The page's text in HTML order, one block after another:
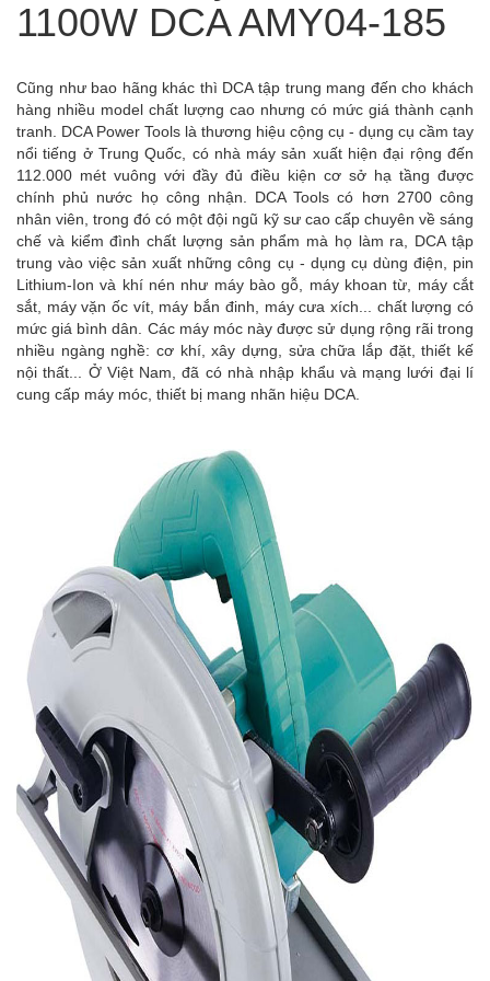
1100W DCA AMY04-185
Cũng như bao hãng khác thì DCA tập trung mang đến cho khách
hàng nhiều model chất lượng cao nhưng có mức giá thành cạnh
tranh. DCA Power Tools là thương hiệu cộng cụ - dụng cụ cầm tay
nổi tiếng ở Trung Quốc, có nhà máy sản xuất hiện đại rộng đến
112.000 mét vuông với đầy đủ điều kiện cơ sở hạ tầng được
chính phủ nước họ công nhận. DCA Tools có hơn 2700 công
nhân viên, trong đó có một đội ngũ kỹ sư cao cấp chuyên về sáng
chế và kiểm đình chất lượng sản phẩm mà họ làm ra, DCA tập
trung vào việc sản xuất những công cụ - dụng cụ dùng điện, pin
Lithium-Ion và khí nén như máy bào gỗ, máy khoan từ, máy cắt
sắt, máy vặn ốc vít, máy bắn đinh, máy cưa xích... chất lượng có
mức giá bình dân. Các máy móc này được sử dụng rộng rãi trong
nhiều ngàng nghề: cơ khí, xây dựng, sửa chữa lắp đặt, thiết kế
nội thất... Ở Việt Nam, đã có nhà nhập khẩu và mạng lưới đại lí
cung cấp máy móc, thiết bị mang nhãn hiệu DCA.